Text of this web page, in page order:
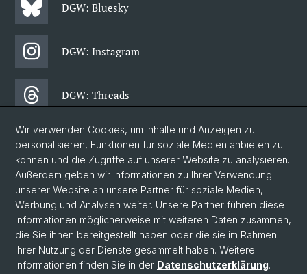
DGW: Bluesky
DGW: Instagram
DGW: Threads
DGW: Facebook
DGW: Newsletter
© Universität Basel
Philosophisch-Historische Fakultät
Departement Gesellschaftswissenschaften
Wir verwenden Cookies, um Inhalte und Anzeigen zu
personalisieren, Funktionen für soziale Medien anbieten zu
können und die Zugriffe auf unserer Website zu analysieren.
Außerdem geben wir Informationen zu Ihrer Verwendung
unserer Website an unsere Partner für soziale Medien,
Werbung und Analysen weiter. Unsere Partner führen diese
Informationen möglicherweise mit weiteren Daten zusammen,
die Sie ihnen bereitgestellt haben oder die sie im Rahmen
Ihrer Nutzung der Dienste gesammelt haben. Weitere
Informationen finden Sie in der Datenschutzerklärung.